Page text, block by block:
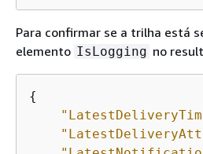
Para confirmar se a trilha está
elemento IsLogging no
{